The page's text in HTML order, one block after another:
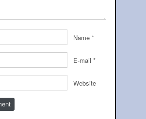
Name *
E-mail *
Website